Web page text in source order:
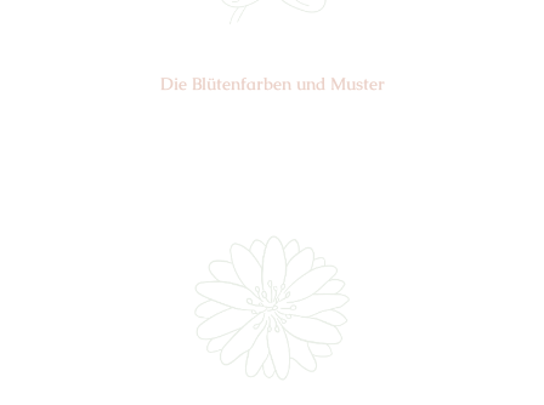
Die Blüten­farben und Muster